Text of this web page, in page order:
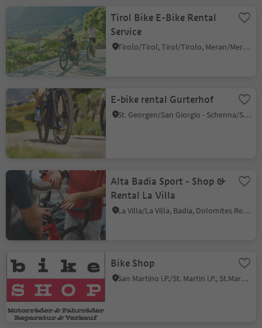
Tirol Bike E-Bike Rental
Service
Tirolo/Tirol, Tirol/Tirolo, Meran/Merano and environs
E-bike rental Gurterhof
St. Georgen/San Giorgio - Schenna/Scena, Schenna/Scena, Meran/Merano and environs
Alta Badia Sport - Shop &
Rental La Villa
La Villa/La Villa, Badia, Dolomites Region Alta Badia
Bike Shop
San Martino i.P./St. Martin i.P., St.Martin in Passeier/San Martino in Passiria, Meran/Merano and environs